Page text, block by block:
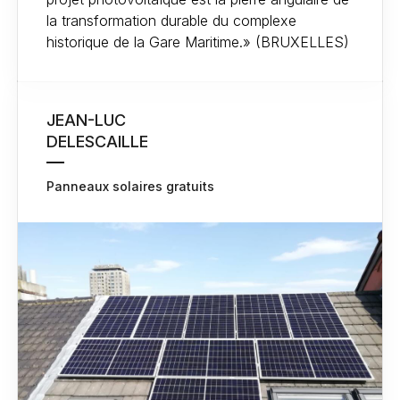
la transformation durable du complexe
historique de la Gare Maritime.» (BRUXELLES)
JEAN-LUC
DELESCAILLE
Panneaux solaires gratuits